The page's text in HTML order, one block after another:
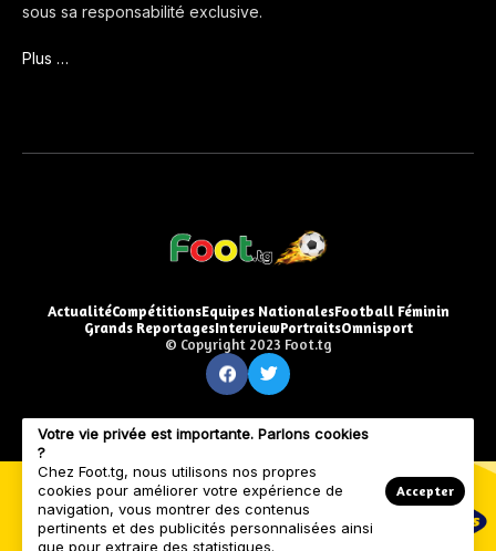
sous sa responsabilité exclusive.
Plus …
ActualitéCompétitionsEquipes NationalesFootball Féminin
Grands ReportagesInterviewPortraitsOmnisport
© Copyright 2023 Foot.tg
Votre vie privée est importante. Parlons cookies
?
Chez Foot.tg, nous utilisons nos propres
cookies pour améliorer votre expérience de
navigation, vous montrer des contenus
pertinents et des publicités personnalisées ainsi
que pour extraire des statistiques.
Accepter